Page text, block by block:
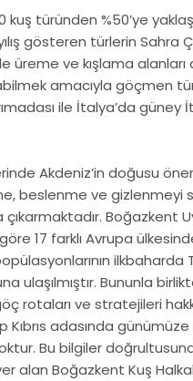
kuş türünden %50’ye
gösteren türlerin Sahra
üreme ve kışlama
amacıyla göçmen
ile İtalya’da
Akdeniz’in doğusu
beslenme ve gizlenmeyi
Boğazkent
17 farklı Avrupa
ulaşılmıştır. Bununla
rotaları ve stratejileri
adasında
Bu bilgiler
alanBoğazkent Kuş